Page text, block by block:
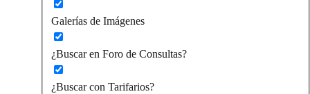
Galerías de Imágenes
¿Buscar en Foro de Consultas?
¿Buscar con Tarifarios?